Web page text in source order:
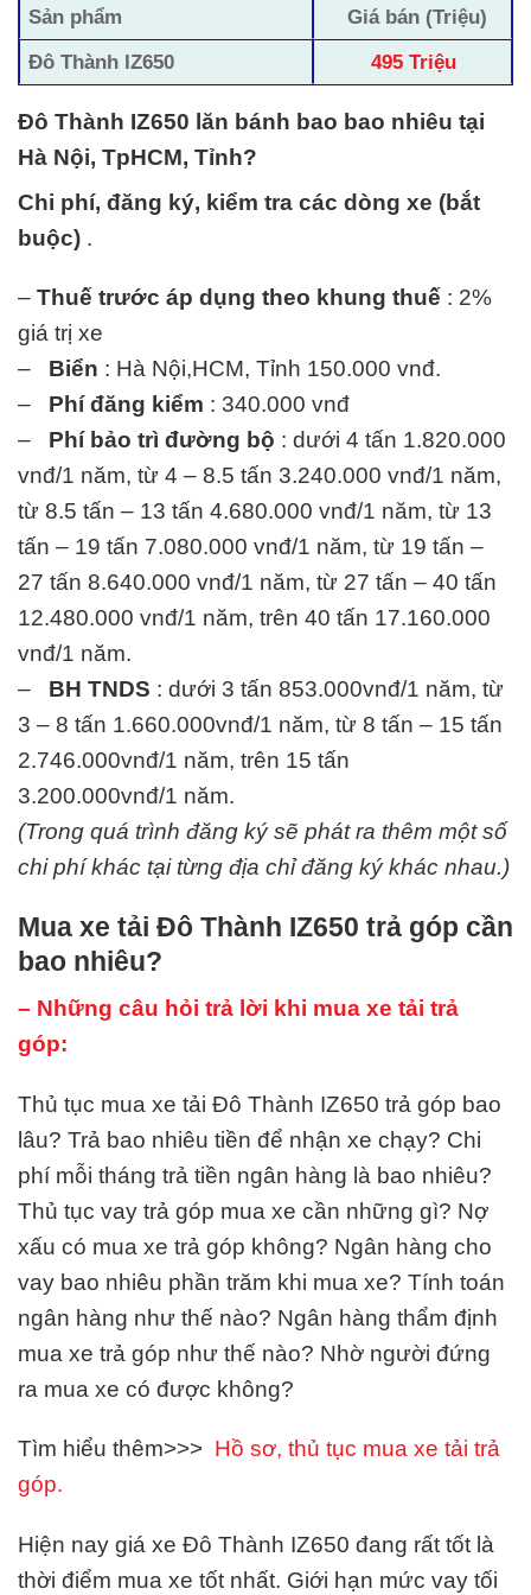
Sản phẩm
Giá bán (Triệu)
Đô Thành IZ650
495 Triệu
Đô Thành IZ650 lăn bánh bao bao nhiêu tại
Hà Nội, TpHCM, Tỉnh?
Chi phí, đăng ký, kiểm tra các dòng xe (bắt
buộc) .
– Thuế trước áp dụng theo khung thuế : 2%
giá trị xe
– Biển : Hà Nội,HCM, Tỉnh 150.000 vnđ.
– Phí đăng kiểm : 340.000 vnđ
– Phí bảo trì đường bộ : dưới 4 tấn 1.820.000
vnđ/1 năm, từ 4 – 8.5 tấn 3.240.000 vnđ/1 năm,
từ 8.5 tấn – 13 tấn 4.680.000 vnđ/1 năm, từ 13
tấn – 19 tấn 7.080.000 vnđ/1 năm, từ 19 tấn –
27 tấn 8.640.000 vnđ/1 năm, từ 27 tấn – 40 tấn
12.480.000 vnđ/1 năm, trên 40 tấn 17.160.000
vnđ/1 năm.
– BH TNDS : dưới 3 tấn 853.000vnđ/1 năm, từ
3 – 8 tấn 1.660.000vnđ/1 năm, từ 8 tấn – 15 tấn
2.746.000vnđ/1 năm, trên 15 tấn
3.200.000vnđ/1 năm.
(Trong quá trình đăng ký sẽ phát ra thêm một số
chi phí khác tại từng địa chỉ đăng ký khác nhau.)
Mua xe tải Đô Thành IZ650 trả góp cần
bao nhiêu?
– Những câu hỏi trả lời khi mua xe tải trả
góp:
Thủ tục mua xe tải Đô Thành IZ650 trả góp bao
lâu? Trả bao nhiêu tiền để nhận xe chạy? Chi
phí mỗi tháng trả tiền ngân hàng là bao nhiêu?
Thủ tục vay trả góp mua xe cần những gì? Nợ
xấu có mua xe trả góp không? Ngân hàng cho
vay bao nhiêu phần trăm khi mua xe? Tính toán
ngân hàng như thế nào? Ngân hàng thẩm định
mua xe trả góp như thế nào? Nhờ người đứng
ra mua xe có được không?
Tìm hiểu thêm>>> Hồ sơ, thủ tục mua xe tải trả
góp.
Hiện nay giá xe Đô Thành IZ650 đang rất tốt là
thời điểm mua xe tốt nhất. Giới hạn mức vay tối